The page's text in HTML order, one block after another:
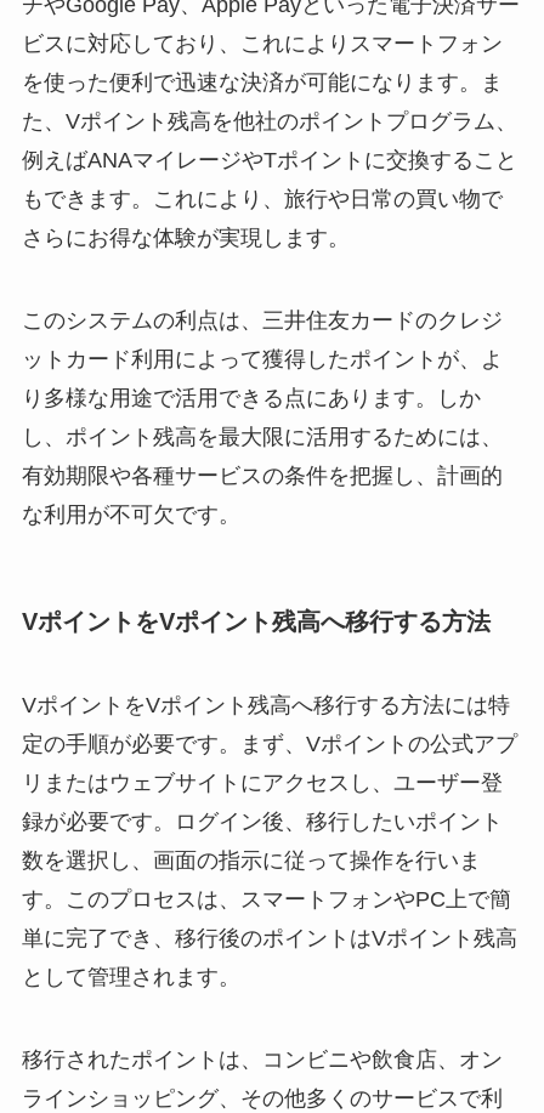
ビスに対応しており、これによりスマートフォン
を使った便利で迅速な決済が可能になります。ま
た、Vポイント残高を他社のポイントプログラム、
例えばANAマイレージやTポイントに交換すること
もできます。これにより、旅行や日常の買い物で
さらにお得な体験が実現します。
このシステムの利点は、三井住友カードのクレジ
ットカード利用によって獲得したポイントが、よ
り多様な用途で活用できる点にあります。しか
し、ポイント残高を最大限に活用するためには、
有効期限や各種サービスの条件を把握し、計画的
な利用が不可欠です。
VポイントをVポイント残高へ移行する方法
VポイントをVポイント残高へ移行する方法には特
定の手順が必要です。まず、Vポイントの公式アプ
リまたはウェブサイトにアクセスし、ユーザー登
録が必要です。ログイン後、移行したいポイント
数を選択し、画面の指示に従って操作を行いま
す。このプロセスは、スマートフォンやPC上で簡
単に完了でき、移行後のポイントはVポイント残高
として管理されます。
移行されたポイントは、コンビニや飲食店、オン
ラインショッピング、その他多くのサービスで利